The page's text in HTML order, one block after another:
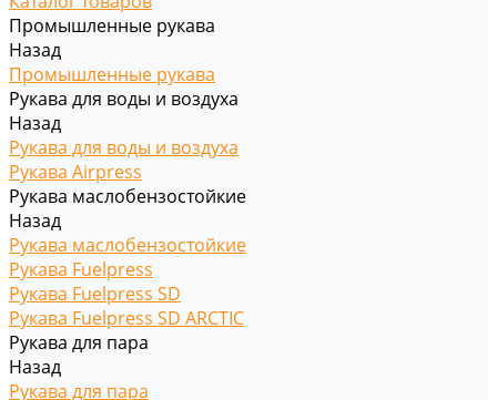
Промышленные рукава
Назад
Промышленные рукава
Рукава для воды и воздуха
Назад
Рукава для воды и воздуха
Рукава Airpress
Рукава маслобензостойкие
Назад
Рукава маслобензостойкие
Рукава Fuelpress
Рукава Fuelpress SD
Рукава Fuelpress SD ARCTIC
Рукава для пара
Назад
Рукава для пара